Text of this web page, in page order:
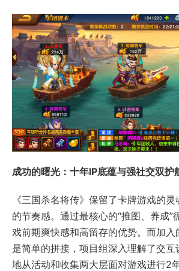
成功的曙光：十年IP底蕴与强社交双护
《三国杀名将传》保留了卡牌游戏的
的节奏感。通过最核心的“推图、养成”
戏前期爽快感和高留存的优势。而加入
是简单的拼接，项目组深入理解了交互
地从活动和收集两大层面对游戏进行2